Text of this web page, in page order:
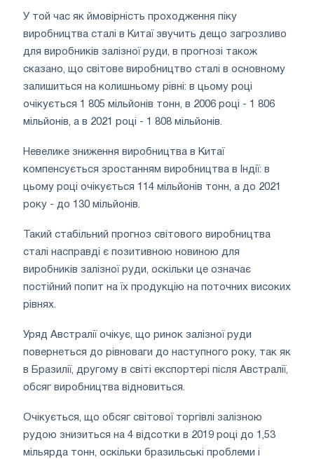
У той час як ймовірність проходження піку
виробництва сталі в Китаї звучить дещо загрозливо
для виробників залізної руди, в прогнозі також
сказано, що світове виробництво сталі в основному
залишиться на колишньому рівні: в цьому році
очікується 1 805 мільйонів тонн, в 2006 році - 1 806
мільйонів, а в 2021 році - 1 808 мільйонів.
Невелике зниження виробництва в Китаї
компенсується зростанням виробництва в Індії: в
цьому році очікується 114 мільйонів тонн, а до 2021
року - до 130 мільйонів.
Такий стабільний прогноз світового виробництва
сталі насправді є позитивною новиною для
виробників залізної руди, оскільки це означає
постійний попит на їх продукцію на поточних високих
рівнях.
Уряд Австралії очікує, що ринок залізної руди
повернеться до рівноваги до наступного року, так як
в Бразилії, другому в світі експортері після Австралії,
обсяг виробництва відновиться.
Очікується, що обсяг світової торгівлі залізною
рудою знизиться на 4 відсотки в 2019 році до 1,53
мільярда тонн, оскільки бразильські проблеми і